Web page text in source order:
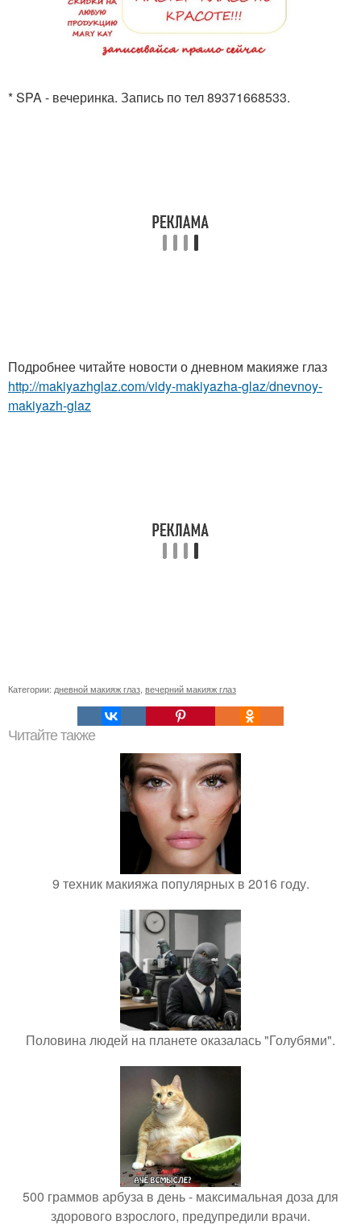
* SPA - вечеринка. Запись по тел 89371668533.
Подробнее читайте новости о дневном макияже глаз
http://makiyazhglaz.com/vidy-makiyazha-glaz/dnevnoy-
makiyazh-glaz
Категории: дневной макияж глаз вечерний макияж глаз
Читайте также
9 техник макияжа популярных в 2016 году.
Половина людей на планете оказалась "Голубями".
500 граммов арбуза в день - максимальная доза для
здорового взрослого, предупредили врачи.